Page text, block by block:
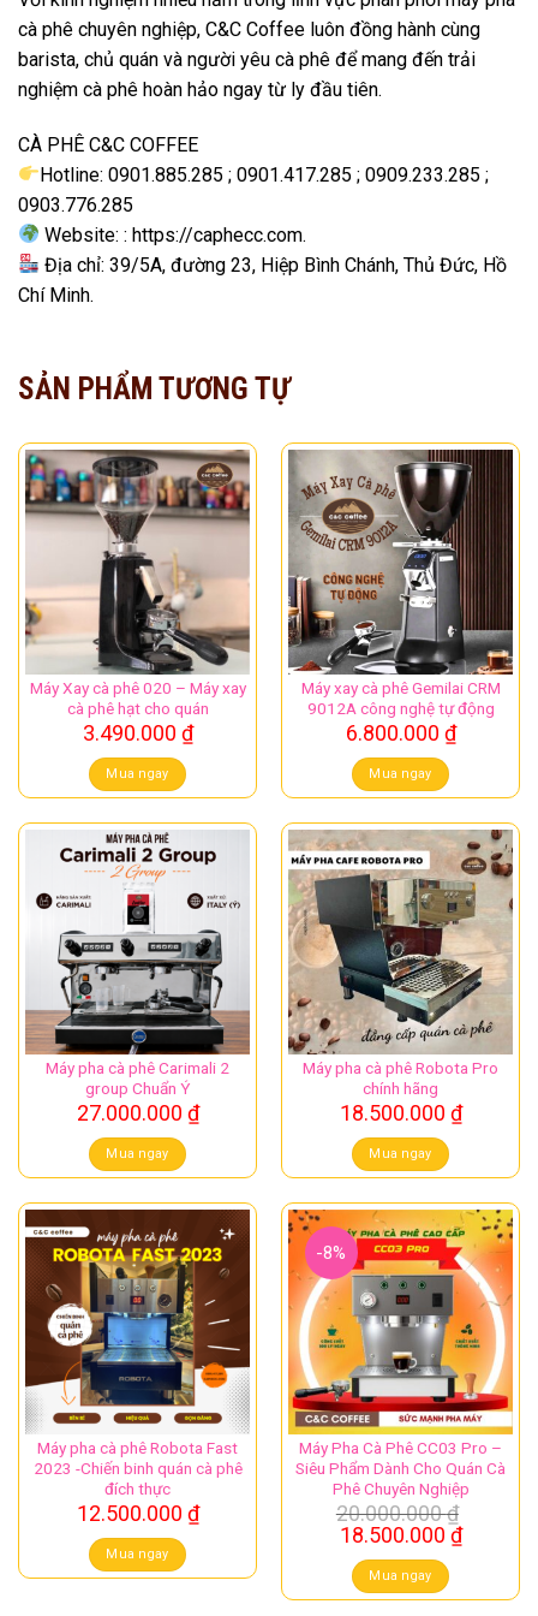
cà phê chuyên nghiệp, C&C Coffee luôn đồng hành cùng
barista, chủ quán và người yêu cà phê để mang đến trải
nghiệm cà phê hoàn hảo ngay từ ly đầu tiên.
CÀ PHÊ C&C COFFEE
Hotline: 0901.885.285 ; 0901.417.285 ; 0909.233.285 ;
0903.776.285
Website: : https://caphecc.com.
Địa chỉ: 39/5A, đường 23, Hiệp Bình Chánh, Thủ Đức, Hồ
Chí Minh.
SẢN PHẨM TƯƠNG TỰ
Máy Xay cà phê 020 – Máy xay
cà phê hạt cho quán
3.490.000 ₫
Mua ngay
Máy xay cà phê Gemilai CRM
9012A công nghệ tự động
6.800.000 ₫
Mua ngay
Máy pha cà phê Carimali 2
group Chuẩn Ý
27.000.000 ₫
Mua ngay
Máy pha cà phê Robota Pro
chính hãng
18.500.000 ₫
Mua ngay
Máy pha cà phê Robota Fast
2023 -Chiến binh quán cà phê
đích thực
12.500.000 ₫
Mua ngay
-8%
Máy Pha Cà Phê CC03 Pro –
Siêu Phẩm Dành Cho Quán Cà
Phê Chuyên Nghiệp
20.000.000₫
Giá
gốc
là:
20.000.000 ₫.
18.500.000 ₫Giá
là:
Mua ngay